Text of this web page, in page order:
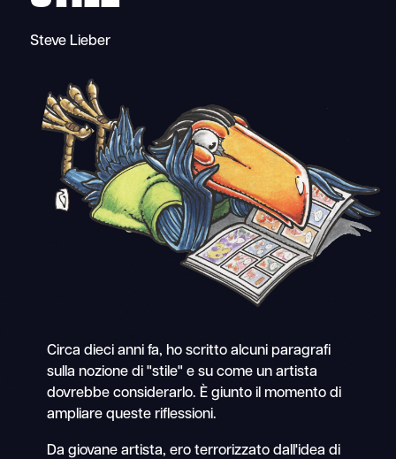
Steve Lieber
Circa dieci anni fa, ho scritto alcuni paragrafi
sulla nozione di "stile" e su come un artista
dovrebbe considerarlo. È giunto il momento di
ampliare queste riflessioni.
Da giovane artista, ero terrorizzato dall'idea di